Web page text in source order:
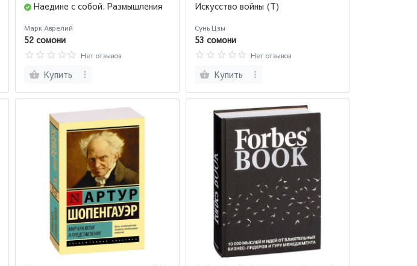
Наедине с собой. Размышления
Марк Аврелий
52 сомони
Нет отзывов
Купить
Искусство войны (Т)
Сунь Цзы
53 сомони
Нет отзывов
Купить